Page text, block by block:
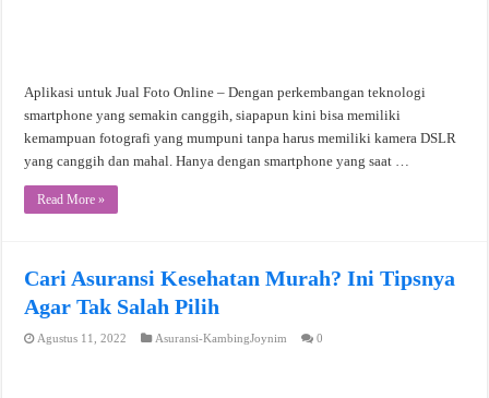
Aplikasi untuk Jual Foto Online – Dengan perkembangan teknologi
smartphone yang semakin canggih, siapapun kini bisa memiliki
kemampuan fotografi yang mumpuni tanpa harus memiliki kamera DSLR
yang canggih dan mahal. Hanya dengan smartphone yang saat …
Read More »
Cari Asuransi Kesehatan Murah? Ini Tipsnya
Agar Tak Salah Pilih
Agustus 11, 2022 Asuransi-KambingJoynim 0